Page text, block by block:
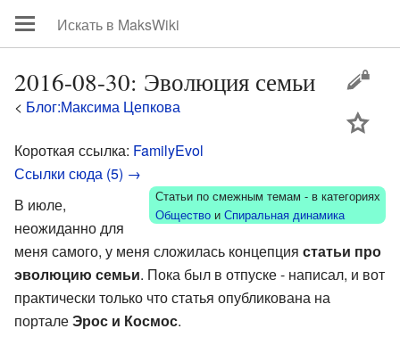
2016-08-30: Эволюция семьи
< Блог:Максима Цепкова
Короткая ссылка: FamilyEvol
Ссылки сюда (5) →
Статьи по смежным темам - в категориях
Обществои Спиральная динамика
В июле,
неожиданно для
меня самого, у меня сложилась концепция статьи про
эволюцию семьи. Пока был в отпуске - написал, и вот
практически только что статья опубликована на
порталеЭрос и Космос.